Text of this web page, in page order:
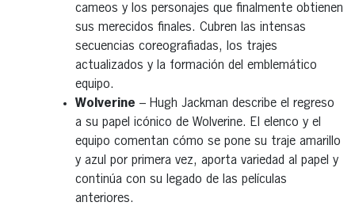
cameos y los personajes que finalmente obtienen
sus merecidos finales. Cubren las intensas
secuencias coreografiadas, los trajes
actualizados y la formación del emblemático
equipo.
Wolverine – Hugh Jackman describe el regreso
a su papel icónico de Wolverine. El elenco y el
equipo comentan cómo se pone su traje amarillo
y azul por primera vez, aporta variedad al papel y
continúa con su legado de las películas
anteriores.